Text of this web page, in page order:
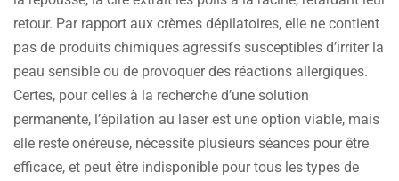
retour. Par rapport aux crèmes dépilatoires, elle ne contient
pas de produits chimiques agressifs susceptibles d’irriter la
peau sensible ou de provoquer des réactions allergiques.
Certes, pour celles à la recherche d’une solution
permanente, l’épilation au laser est une option viable, mais
elle reste onéreuse, nécessite plusieurs séances pour être
efficace, et peut être indisponible pour tous les types de